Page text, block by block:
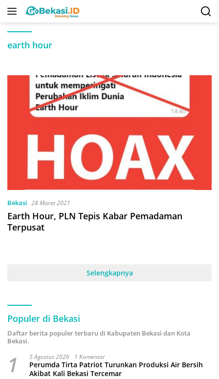
Langsung
earth hour
Bekasi 28 Maret 2021
Earth Hour, PLN Tepis Kabar Pemadaman
Terpusat
Selengkapnya
Populer di Bekasi
Daftar berita populer terbaru di Kabupaten Bekasi dan Kota
Bekasi.
1 5 Agustus 2026 1 Komentar
Perumda Tirta Patriot Turunkan Produksi Air Bersih
Akibat Kali Bekasi Tercemar